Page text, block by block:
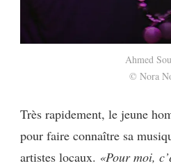
Ahmed
© Nora
Très rapidement, le jeune
pour faire connaître sa
artistes locaux. «Pour moi,